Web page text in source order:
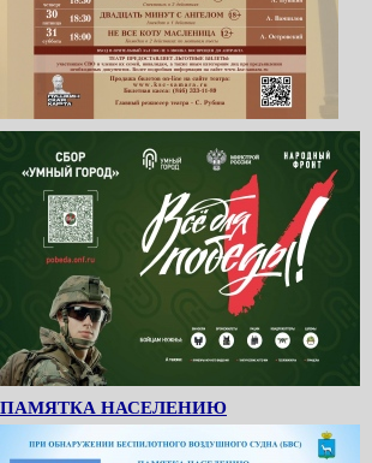
ПАМЯТКА НАСЕЛЕНИЮ